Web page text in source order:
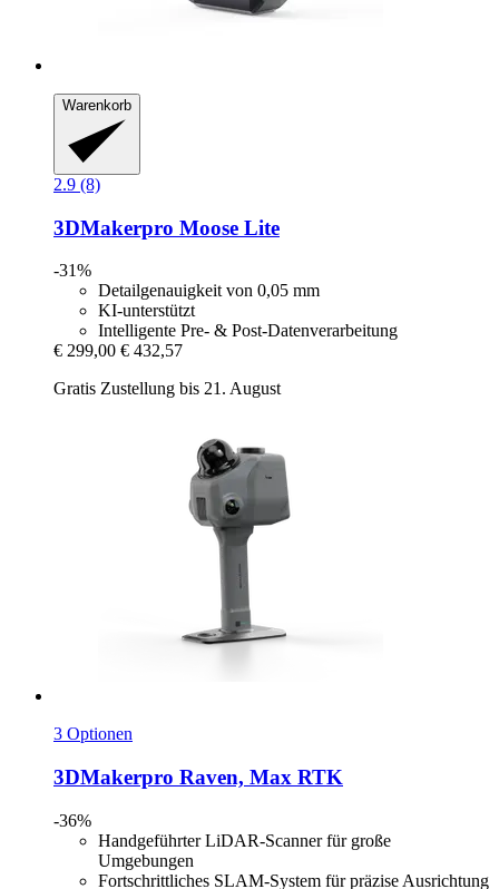
Warenkorb
2.9 (8)
3DMakerpro Moose Lite
-31%
Detailgenauigkeit von 0,05 mm
KI-unterstützt
Intelligente Pre- & Post-Datenverarbeitung
€ 299,00 € 432,57
Gratis Zustellung bis 21. August
3 Optionen
3DMakerpro Raven, Max RTK
-36%
Handgeführter LiDAR-Scanner für große
Umgebungen
Fortschrittliches SLAM-System für präzise Ausrichtung